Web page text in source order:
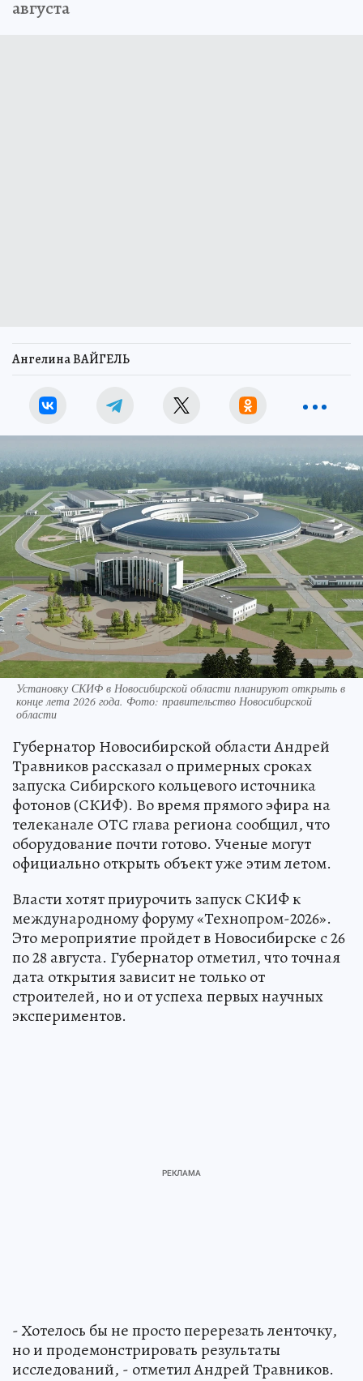
августа
Ангелина ВАЙГЕЛЬ
Установку СКИФ в Новосибирской области планируют открыть в
конце лета 2026 года. Фото: правительство Новосибирской
области
Губернатор Новосибирской области Андрей
Травников рассказал о примерных сроках
запуска Сибирского кольцевого источника
фотонов (СКИФ). Во время прямого эфира на
телеканале ОТС глава региона сообщил, что
оборудование почти готово. Ученые могут
официально открыть объект уже этим летом.
Власти хотят приурочить запуск СКИФ к
международному форуму «Технопром-2026».
Это мероприятие пройдет в Новосибирске с 26
по 28 августа. Губернатор отметил, что точная
дата открытия зависит не только от
строителей, но и от успеха первых научных
экспериментов.
- Хотелось бы не просто перерезать ленточку,
но и продемонстрировать результаты
исследований, - отметил Андрей Травников.